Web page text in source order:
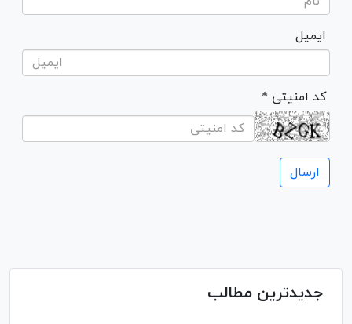
ایمیل
* کد امنیتی
جدیدترین مطالب